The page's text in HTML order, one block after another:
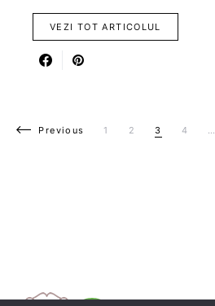
VEZI TOT ARTICOLUL
Paginație articole
Previous 1 2 3 4